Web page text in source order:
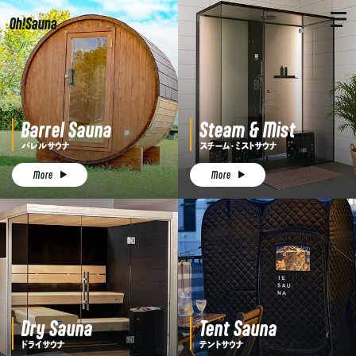
Oh!Sauna
Barrel Sauna
バレルサウナ
More
Steam & Mist
スチーム・ミストサウナ
More
Dry Sauna
ドライサウナ
Tent Sauna
テントサウナ